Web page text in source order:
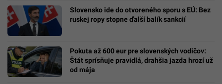
Slovensko ide do otvoreného sporu s EÚ: Bez
ruskej ropy stopne ďalší balík sankcií
Pokuta až 600 eur pre slovenských vodičov:
Štát sprísňuje pravidlá, drahšia jazda hrozí už
od mája